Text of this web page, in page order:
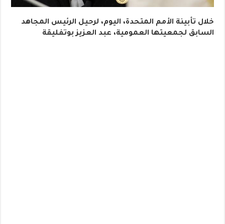
خلال تأبينة الأمم المتحدة، اليوم، لرحيل الرئيس المجاهد
السابق لجمعيتها العمومية، عبد العزيز بوتفليقة